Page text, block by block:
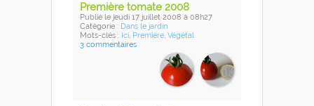
Première tomate 2008
Publié le jeudi 17 juillet 2008 à 08h27
Catégorie : Dans le jardin
Mots-clés : Ici, Première, Végétal
3 commentaires